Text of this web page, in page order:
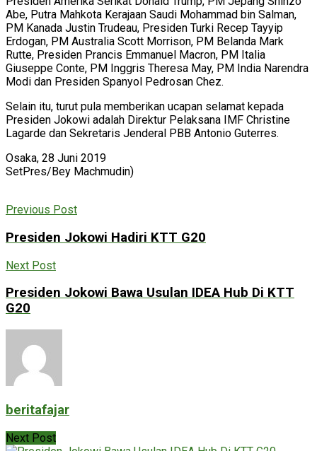
Abe, Putra Mahkota Kerajaan Saudi Mohammad bin Salman,
PM Kanada Justin Trudeau, Presiden Turki Recep Tayyip
Erdogan, PM Australia Scott Morrison, PM Belanda Mark
Rutte, Presiden Prancis Emmanuel Macron, PM Italia
Giuseppe Conte, PM Inggris Theresa May, PM India Narendra
Modi dan Presiden Spanyol Pedrosan Chez.
Selain itu, turut pula memberikan ucapan selamat kepada
Presiden Jokowi adalah Direktur Pelaksana IMF Christine
Lagarde dan Sekretaris Jenderal PBB Antonio Guterres.
Osaka, 28 Juni 2019
SetPres/Bey Machmudin)
Previous Post
Presiden Jokowi Hadiri KTT G20
Next Post
Presiden Jokowi Bawa Usulan IDEA Hub Di KTT
G20
beritafajar
Next Post